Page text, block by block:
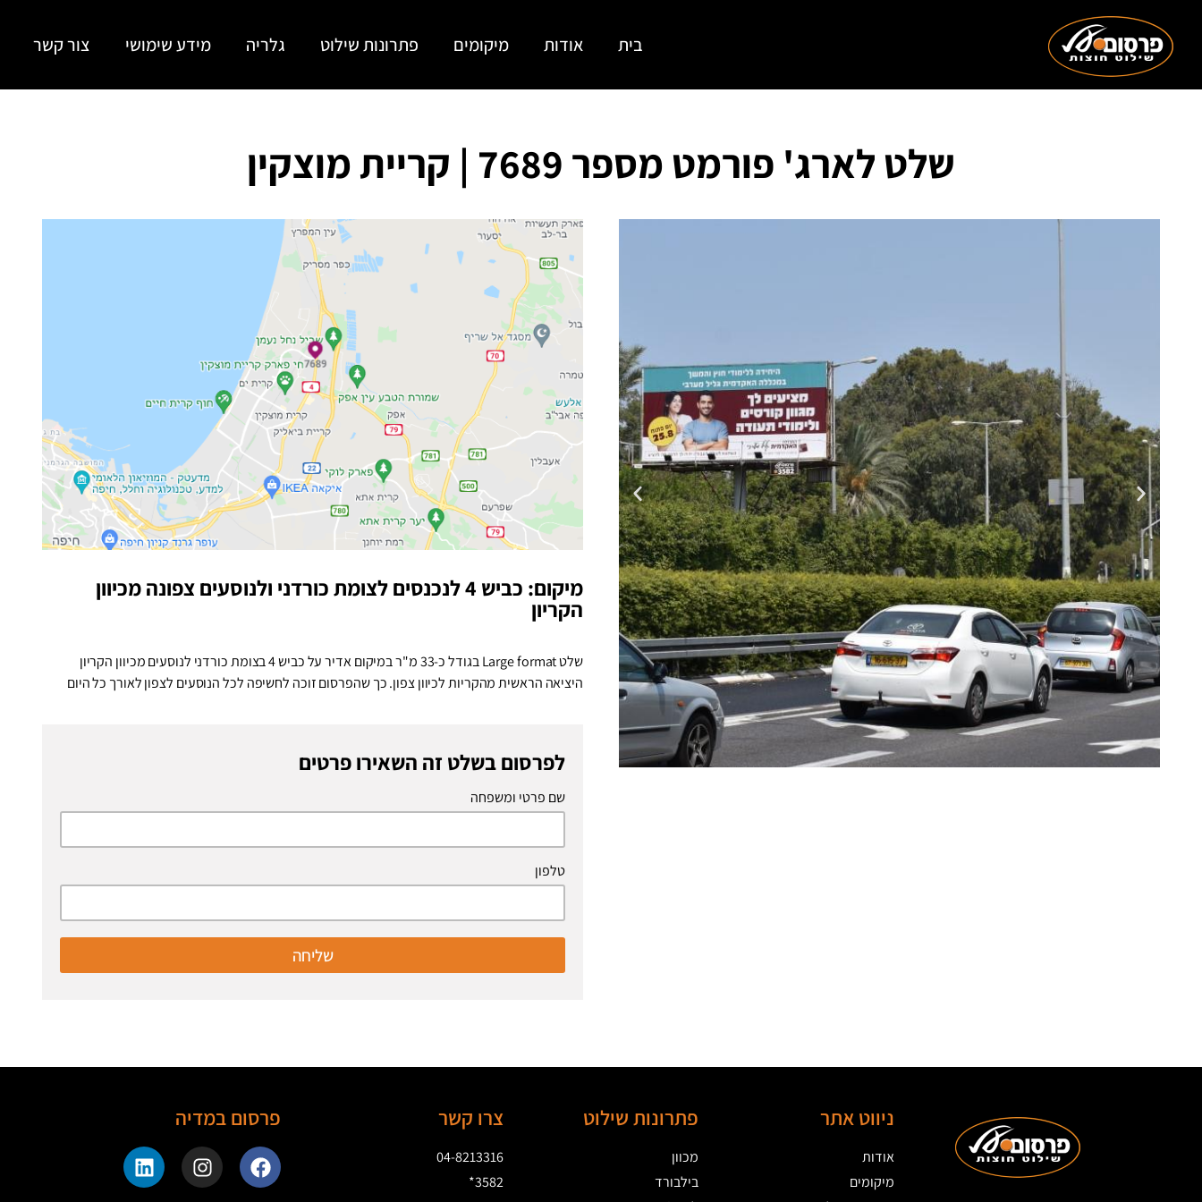
בית אודות מיקומים פתרונות שילוט גלריה מידע שימושי צור קשר
שלט לארג' פורמט מספר 7689 | קריית מוצקין
מיקום: כביש 4 לנכנסים לצומת כורדני ולנוסעים צפונה מכיוון
הקריון
שלט Large format בגודל כ-33 מ"ר במיקום אדיר על כביש 4 בצומת כורדני לנוסעים מכיוון הקריון
היציאה הראשית מהקריות לכיוון צפון. כך שהפרסום זוכה לחשיפה לכל הנוסעים לצפון לאורך כל היום
לפרסום בשלט זה השאירו פרטים
שם פרטי ומשפחה
טלפון
שליחה
ניווט אתר
אודות
מיקומים
פתרונות שילוט
מכוון
בילבורד
צרו קשר
04-8213316
3582*
פרסום במדיה